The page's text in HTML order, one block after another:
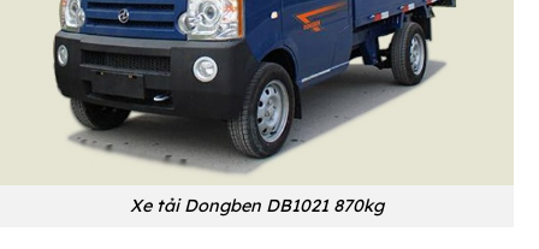
Xe tải Dongben DB1021 870kg